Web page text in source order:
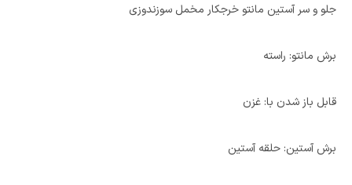
جلو و سر آستین مانتو خرجکار مخمل سوزندوزی
برش مانتو: راسته
قابل باز شدن با: غزن
برش آستین: حلقه آستین